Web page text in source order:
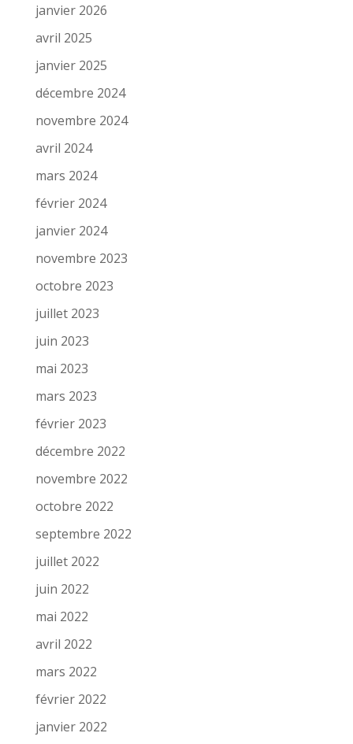
janvier 2026
avril 2025
janvier 2025
décembre 2024
novembre 2024
avril 2024
mars 2024
février 2024
janvier 2024
novembre 2023
octobre 2023
juillet 2023
juin 2023
mai 2023
mars 2023
février 2023
décembre 2022
novembre 2022
octobre 2022
septembre 2022
juillet 2022
juin 2022
mai 2022
avril 2022
mars 2022
février 2022
janvier 2022